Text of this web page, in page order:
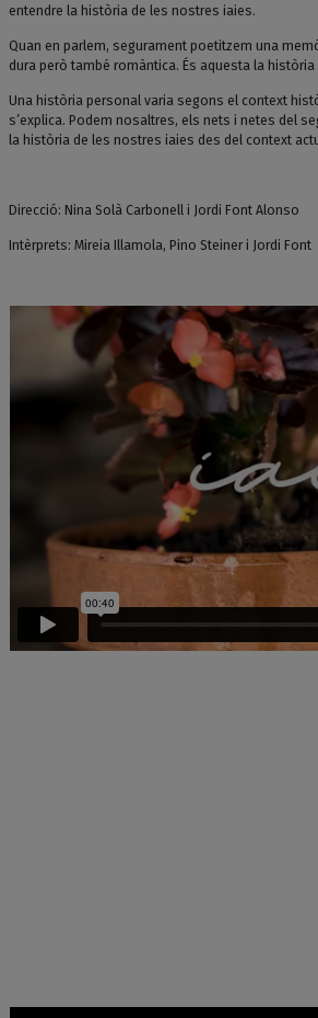
entendre la història de les nostres iaies.
Quan en parlem, segurament poetitzem una
dura però també romàntica. És aquesta la història
Una història personal varia segons el context
s’explica. Po­dem nosaltres, els nets i netes del
la història de les nostres iaies des del context
Direcció: Nina Solà Carbonell i Jordi Font Alonso
Intèrprets: Mireia Illamola, Pino Steiner i Jordi Font